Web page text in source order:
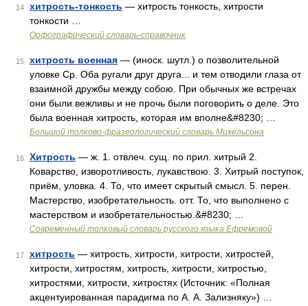
14 хитрость-тонкость — хитрость тонкость, хитрости
тонкости …
Орфографический словарь-справочник
15 хитрость военная — (иноск. шутл.) о позволительной
уловке Ср. Оба ругали друг друга... и тем отводили глаза от
взаимной дружбы между собою. При обычных же встречах
они были вежливы и не прочь были поговорить о деле. Это
была военная хитрость, которая им вполне&#8230; …
Большой толково-фразеологический словарь Михельсона
16 Хитрость — ж. 1. отвлеч. сущ. по прил. хитрый 2.
Коварство, изворотливость, лукавствою. 3. Хитрый поступок,
приём, уловка. 4. То, что имеет скрытый смысл. 5. перен.
Мастерство, изобретательность. отт. То, что выполнено с
мастерством и изобретательностью.&#8230; …
Современный толковый словарь русского языка Ефремовой
17 хитрость — хитрость, хитрости, хитрости, хитростей,
хитрости, хитростям, хитрость, хитрости, хитростью,
хитростями, хитрости, хитростях (Источник: «Полная
акцентуированная парадигма по А. А. Зализняку») …